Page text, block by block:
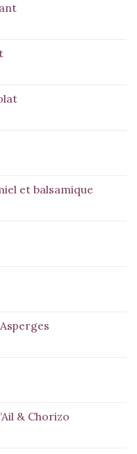
et balsamique
& Chorizo